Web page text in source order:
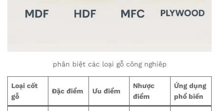
phân biệt các loại gỗ công nghiêp
Loại cốt
gỗ
Đặc điểm Ưu điểm
Nhược
điểm
Ứng dụng
phổ biến